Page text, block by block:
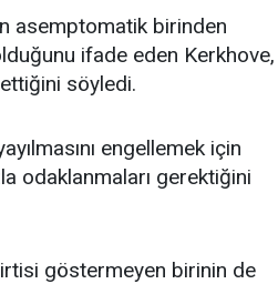
asemptomatik birinden
ifade eden Kerkhove,
söyledi.
engellemek için
odaklanmaları gerektiğini
göstermeyen birinin de